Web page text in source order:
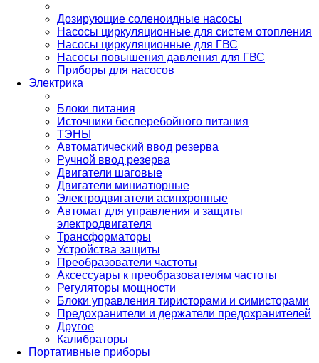
Дозирующие соленоидные насосы
Насосы циркуляционные для систем отопления
Насосы циркуляционные для ГВС
Насосы повышения давления для ГВС
Приборы для насосов
Электрика
Блоки питания
Источники бесперебойного питания
ТЭНЫ
Автоматический ввод резерва
Ручной ввод резерва
Двигатели шаговые
Двигатели миниатюрные
Электродвигатели асинхронные
Автомат для управления и защиты
электродвигателя
Трансформаторы
Устройства защиты
Преобразователи частоты
Аксессуары к преобразователям частоты
Регуляторы мощности
Блоки управления тиристорами и симисторами
Предохранители и держатели предохранителей
Другое
Калибраторы
Портативные приборы